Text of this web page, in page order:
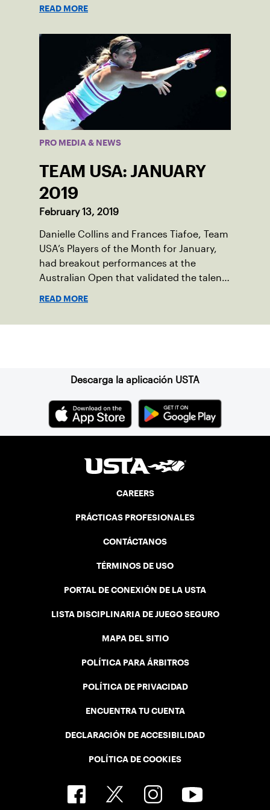
READ MORE
PRO MEDIA & NEWS
TEAM USA: JANUARY
2019
February 13, 2019
Danielle Collins and Frances Tiafoe, Team
USA’s Players of the Month for January,
had breakout performances at the
Australian Open that validated the talent
READ MORE
Descarga la aplicación USTA
CAREERS
PRÁCTICAS PROFESIONALES
CONTÁCTANOS
TÉRMINOS DE USO
PORTAL DE CONEXIÓN DE LA USTA
LISTA DISCIPLINARIA DE JUEGO SEGURO
MAPA DEL SITIO
POLÍTICA PARA ÁRBITROS
POLÍTICA DE PRIVACIDAD
ENCUENTRA TU CUENTA
DECLARACIÓN DE ACCESIBILIDAD
POLÍTICA DE COOKIES